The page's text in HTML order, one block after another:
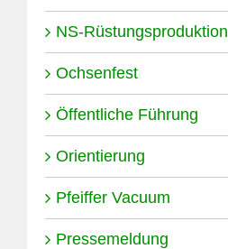
NS-Rüstungsproduktion
Ochsenfest
Öffentliche Führung
Orientierung
Pfeiffer Vacuum
Pressemeldung